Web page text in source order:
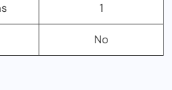
1
No